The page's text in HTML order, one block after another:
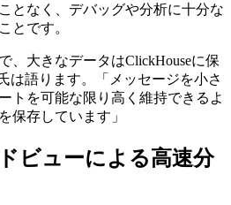
となく、デバッグや分析に十分な
とです。
、大きなデータはClickHouseに保
は語ります。「メッセージを小さ
トを可能な限り高く維持できるよ
保存しています」
ビューによる高速分